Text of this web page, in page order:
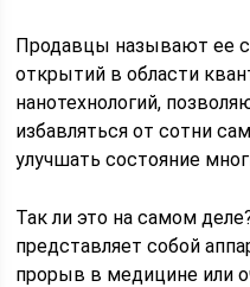
Продавцы называют ее
открытий в области
нанотехнологий,
избавляться от сотни
улучшать состояние
Так ли это на самом
представляет собой
прорыв в медицине или